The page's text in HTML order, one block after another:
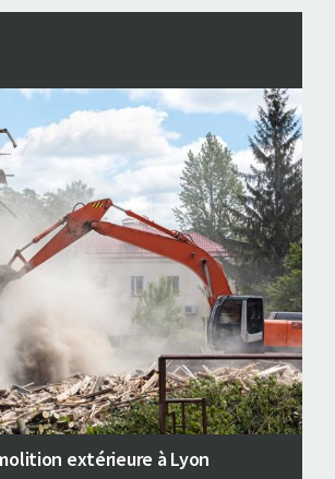
extérieure à Lyon